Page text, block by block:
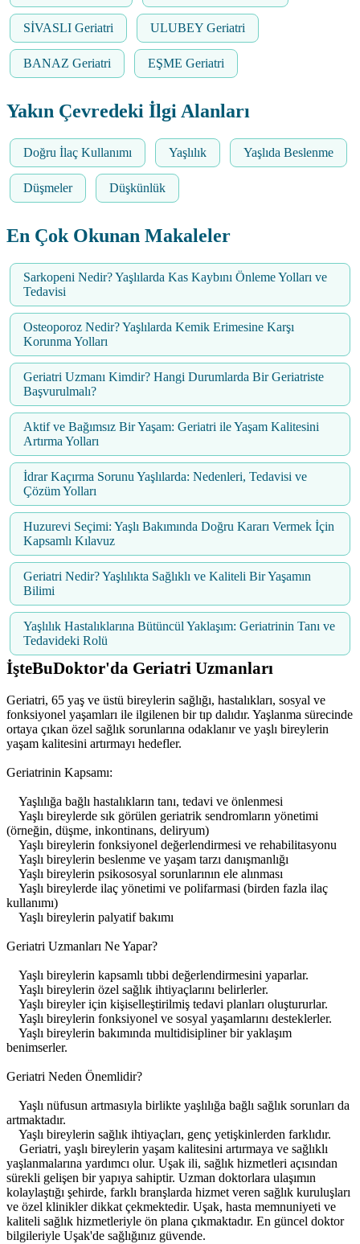
SİVASLI Geriatri ULUBEY Geriatri
BANAZ Geriatri EŞME Geriatri
Yakın Çevredeki İlgi Alanları
Doğru İlaç Kullanımı Yaşlılık Yaşlıda Beslenme
Düşmeler Düşkünlük
En Çok Okunan Makaleler
Sarkopeni Nedir? Yaşlılarda Kas Kaybını Önleme Yolları ve
Tedavisi
Osteoporoz Nedir? Yaşlılarda Kemik Erimesine Karşı
Korunma Yolları
Geriatri Uzmanı Kimdir? Hangi Durumlarda Bir Geriatriste
Başvurulmalı?
Aktif ve Bağımsız Bir Yaşam: Geriatri ile Yaşam Kalitesini
Artırma Yolları
İdrar Kaçırma Sorunu Yaşlılarda: Nedenleri, Tedavisi ve
Çözüm Yolları
Huzurevi Seçimi: Yaşlı Bakımında Doğru Kararı Vermek İçin
Kapsamlı Kılavuz
Geriatri Nedir? Yaşlılıkta Sağlıklı ve Kaliteli Bir Yaşamın
Bilimi
Yaşlılık Hastalıklarına Bütüncül Yaklaşım: Geriatrinin Tanı ve
Tedavideki Rolü
İşteBuDoktor'da Geriatri Uzmanları
Geriatri, 65 yaş ve üstü bireylerin sağlığı, hastalıkları, sosyal ve
fonksiyonel yaşamları ile ilgilenen bir tıp dalıdır. Yaşlanma sürecinde
ortaya çıkan özel sağlık sorunlarına odaklanır ve yaşlı bireylerin
yaşam kalitesini artırmayı hedefler.
Geriatrinin Kapsamı:
Yaşlılığa bağlı hastalıkların tanı, tedavi ve önlenmesi
Yaşlı bireylerde sık görülen geriatrik sendromların yönetimi
(örneğin, düşme, inkontinans, deliryum)
Yaşlı bireylerin fonksiyonel değerlendirmesi ve rehabilitasyonu
Yaşlı bireylerin beslenme ve yaşam tarzı danışmanlığı
Yaşlı bireylerin psikososyal sorunlarının ele alınması
Yaşlı bireylerde ilaç yönetimi ve polifarmasi (birden fazla ilaç
kullanımı)
Yaşlı bireylerin palyatif bakımı
Geriatri Uzmanları Ne Yapar?
Yaşlı bireylerin kapsamlı tıbbi değerlendirmesini yaparlar.
Yaşlı bireylerin özel sağlık ihtiyaçlarını belirlerler.
Yaşlı bireyler için kişiselleştirilmiş tedavi planları oluştururlar.
Yaşlı bireylerin fonksiyonel ve sosyal yaşamlarını desteklerler.
Yaşlı bireylerin bakımında multidisipliner bir yaklaşım
benimserler.
Geriatri Neden Önemlidir?
Yaşlı nüfusun artmasıyla birlikte yaşlılığa bağlı sağlık sorunları da
artmaktadır.
Yaşlı bireylerin sağlık ihtiyaçları, genç yetişkinlerden farklıdır.
Geriatri, yaşlı bireylerin yaşam kalitesini artırmaya ve sağlıklı
yaşlanmalarına yardımcı olur. Uşak ili, sağlık hizmetleri açısından
sürekli gelişen bir yapıya sahiptir. Uzman doktorlara ulaşımın
kolaylaştığı şehirde, farklı branşlarda hizmet veren sağlık kuruluşları
ve özel klinikler dikkat çekmektedir. Uşak, hasta memnuniyeti ve
kaliteli sağlık hizmetleriyle ön plana çıkmaktadır. En güncel doktor
bilgileriyle Uşak'de sağlığınız güvende.